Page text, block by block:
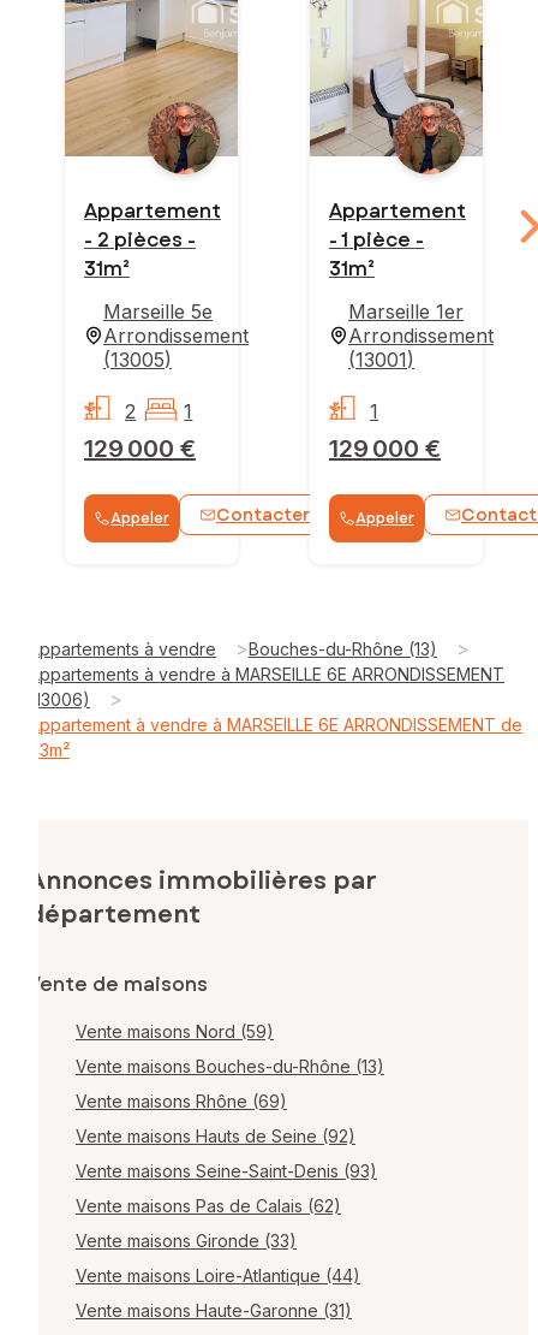
Appartement
- 2 pièces -
31m²
Marseille 5e
Arrondissement
(13005)
129 000 €
2 1
Appeler Contacter WhatsApp
Appartement
- 1 pièce -
31m²
Marseille 1er
Arrondissement
(13001)
129 000 €
1
Appeler
Appartements à vendre >Bouches-du-Rhône (13) >
Appartements à vendre à MARSEILLE 6E ARRONDISSEMENT
(13006)
>
Appartement à vendre à MARSEILLE 6E ARRONDISSEMENT de
43m²
Annonces immobilières par
département
Vente de maisons
Vente maisons Nord (59)
Vente maisons Bouches-du-Rhône (13)
Vente maisons Rhône (69)
Vente maisons Hauts de Seine (92)
Vente maisons Seine-Saint-Denis (93)
Vente maisons Pas de Calais (62)
Vente maisons Gironde (33)
Vente maisons Loire-Atlantique (44)
Vente maisons Haute-Garonne (31)